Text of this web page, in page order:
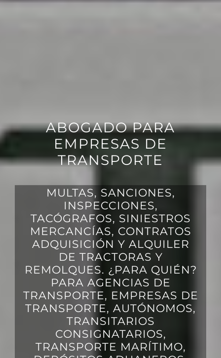
ABOGADO PARA
EMPRESAS DE
TRANSPORTE
MULTAS, SANCIONES,
INSPECCIONES,
TACÓGRAFOS, SINIESTROS
MERCANCÍAS, CONTRATOS
ADQUISICIÓN Y ALQUILER
DE TRACTORAS Y
REMOLQUES. ¿PARA QUIÉN?
PARA AGENCIAS DE
TRANSPORTE, EMPRESAS DE
TRANSPORTE, AUTÓNOMOS,
TRANSITARIOS
CONSIGNATARIOS,
TRANSPORTE MARÍTIMO,